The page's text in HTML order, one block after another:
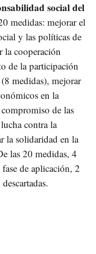
social del
medidas: mejorar el
y las políticas de
la cooperación
de la participación
medidas), mejorar
en la
de las
contra la
la solidaridad en la
las 20 medidas, 4
de aplicación, 2